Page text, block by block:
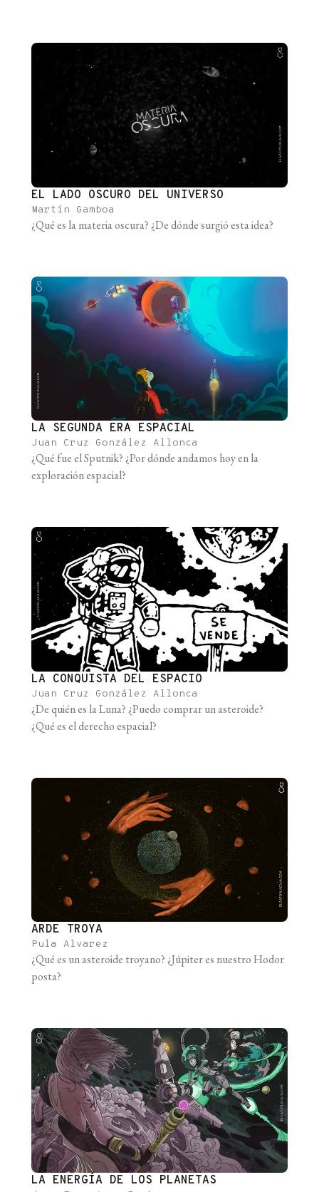
EL LADO OSCURO DEL UNIVERSO
Martín Gamboa
¿Qué es la materia oscura? ¿De dónde surgió esta idea?
LA SEGUNDA ERA ESPACIAL
Juan Cruz González Allonca
¿Qué fue el Sputnik? ¿Por dónde andamos hoy en la
exploración espacial?
LA CONQUISTA DEL ESPACIO
Juan Cruz González Allonca
¿De quién es la Luna? ¿Puedo comprar un asteroide?
¿Qué es el derecho espacial?
ARDE TROYA
Pula Alvarez
¿Qué es un asteroide troyano? ¿Júpiter es nuestro Hodor
posta?
LA ENERGÍA DE LOS PLANETAS